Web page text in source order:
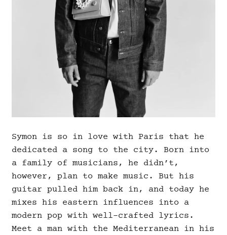
Symon is so in love with Paris that he
dedicated a song to the city. Born into
a family of musicians, he didn’t,
however, plan to make music. But his
guitar pulled him back in, and today he
mixes his eastern influences into a
modern pop with well-crafted lyrics.
Meet a man with the Mediterranean in his